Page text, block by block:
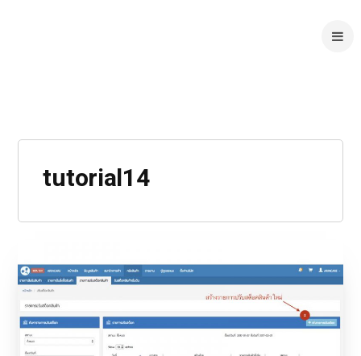
tutorial14